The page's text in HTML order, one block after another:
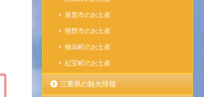
尾鷲市のお土産
熊野市のお土産
御浜町のお土産
紀宝町のお土産
三重県の観光情報